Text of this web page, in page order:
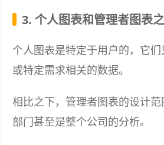
3. 个人图表和管理者图表
个人图表是特定于用户的，它
或特定需求相关的数据。
相比之下，管理者图表的设计
部门甚至是整个公司的分析。